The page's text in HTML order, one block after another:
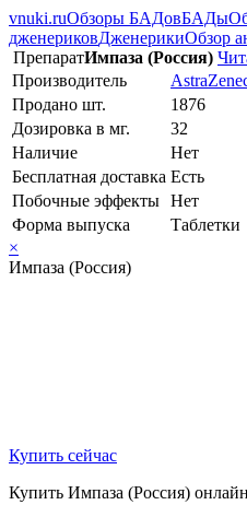
vnuki.ruОбзоры БАДовБАДы
дженериковДженерикиОбзор
ПрепаратИмпаза (Россия)
Производитель
Продано шт.
1876
Дозировка в мг.
32
Наличие
Нет
Бесплатная доставка Есть
Побочные эффекты Нет
Форма выпуска
Таблетки
×
Импаза (Россия)
Купить сейчас
Купить Импаза (Россия)